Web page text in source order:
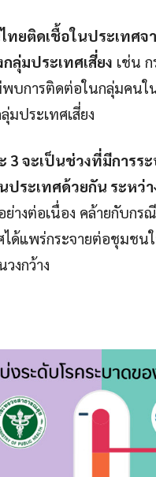
ทยติดเชื้อในประเทศ
ลุ่มประเทศเสี่ยง เช่น
บการติดต่อในกลุ่มคน
มประเทศเสี่ยง
3 จะเป็นช่วงที่มีการร
ประเทศด้วยกัน ระหว่
างต่อเนื่อง คล้ายกับกร
ได้แพร่กระจายต่อชุมช
งกว้าง